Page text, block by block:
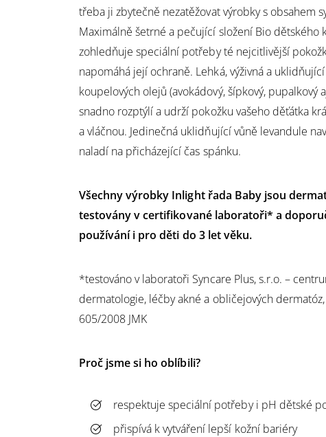
třeba ji zbytečně nezatěžovat výrobky s obsahem
Maximálně šetrné a pečující složení Bio dětského
zohledňuje speciální potřeby té nejcitlivější
napomáhá její ochraně. Lehká, výživná a
koupelových olejů (avokádový, šípkový, pupalkový
snadno rozptýlí a udrží pokožku vašeho děťátka
a vláčnou. Jedinečná uklidňující vůně levandule
naladí na přicházející čas spánku.
Všechny výrobky Inlight řada Baby jsou
testovány v certifikované laboratoři* a
používání i pro děti do 3 let věku.
*testováno v laboratoři Syncare Plus, s.r.o. –
dermatologie, léčby akné a obličejových dermatóz,
605/2008 JMK
Proč jsme si ho oblíbili?
respektuje speciální potřeby i pH dětské
přispívá k vytváření lepší kožní bariéry